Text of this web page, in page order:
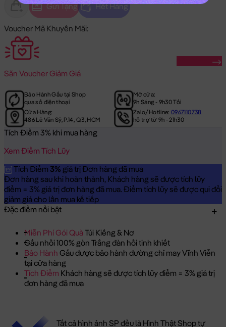
Gửi Tặng Hết Hàng
Voucher Mã Khuyến Mãi:
Săn Voucher Giảm Giá
Bảo Hành Gấu tại Shop
qua số điện thoại
Mở cửa:
9h Sáng - 9h30 Tối
Cửa Hàng:
486 Lê Văn Sỹ, P.14, Q.3, HCM
Zalo/Hotline:0967110738
hỗ trợ từ 9h - 21h30
Tích Điểm 3% khi mua hàng
Xem Điểm Tích Lũy
Tích Điểm 3% giá trị Đơn hàng đã mua
Đơn hàng sau khi hoàn thành, Khách hàng sẽ được tích lũy
điểm = 3% giá trị đơn hàng đã mua. Điểm tích lũy sẽ được qui đổi
giảm giá cho lần mua kế tiếp
Đặc điểm nổi bật
Miễn Phí Gói QuàTúi Kiếng & Nơ
Gấu nhồi 100% gòn Trắng đàn hồi tinh khiết
Bảo Hành Gấu được bảo hành đường chỉ may Vĩnh Viễn
tại cửa hàng
Tích Điểm Khách hàng sẽ được tích lũy điểm = 3% giá trị
đơn hàng đã mua
Tất cả hình ảnh SP đều là Hình Thật Shop tự